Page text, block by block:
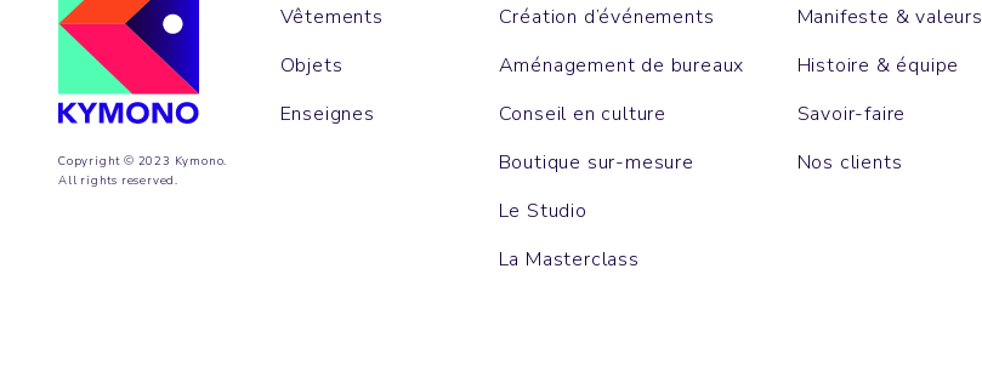
Copyright © 2023 Kymono.
All rights reserved.
Vêtements
Objets
Enseignes
Création d’événements
Aménagement de bureaux
Conseil en culture
Boutique sur-mesure
Le Studio
La Masterclass
Manifeste & valeurs
Histoire & équipe
Savoir-faire
Nos clients